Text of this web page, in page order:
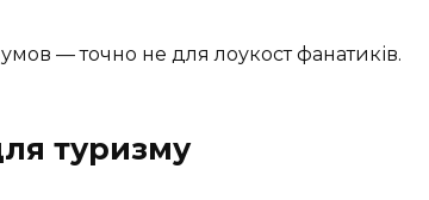
— точно не для лоукост фанатиків.
туризму